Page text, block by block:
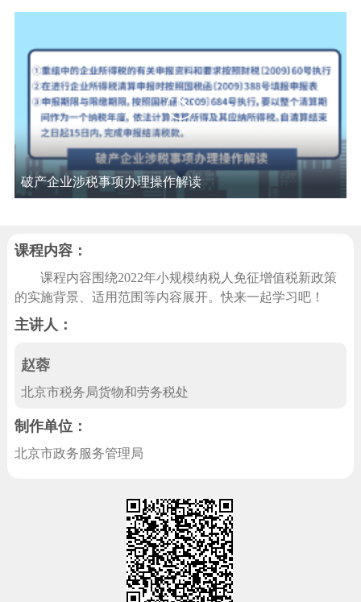
多语种
DEUTSCH FRANÇAIS РУССКИЙ ЯЗЫК
ESPAÑOL العربية PORTUGUÊS
ITALIANO
破产企业涉税事项办理操作解读
课程内容：
课程内容围绕2022年小规模纳税人免征增值税新政策
的实施背景、适用范围等内容展开。快来一起学习吧！
主讲人：
赵蓉
北京市税务局货物和劳务税处
制作单位：
北京市政务服务管理局